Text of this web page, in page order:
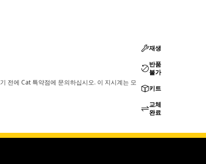
전에 Cat 특약점에 문의하십시오. 이 지시계는 모
재생
반품
불가
키트
교체
완료